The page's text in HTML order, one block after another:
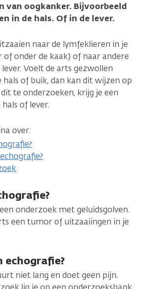
van oogkanker. Bijvoorbeeld
in de hals. Of in de lever.
naar de lymfeklieren in je
of onder de kaak) of naar andere
Voelt de arts gezwollen
of buik, dan kan dit wijzen op
te onderzoeken, krijg je een
of lever.
over:
onderzoek met geluidsgolven.
een tumor of uitzaaiingen in je
echografie?
niet lang en doet geen pijn.